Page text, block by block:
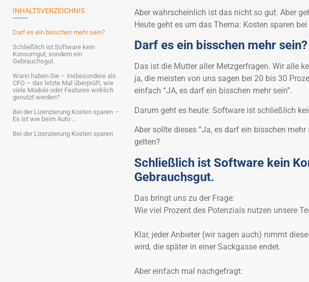
INHALTSVERZEICHNIS
Darf es ein bisschen mehr sein?
Schließlich ist Software kein
Konsumgut, sondern ein
Gebrauchsgut.
Wann haben Sie – insbesondere als
CFO – das letzte Mal überprüft, wie
viele Module oder Features wirklich
genutzt werden?
Bei der Lizenzierung Kosten sparen –
Es ist wie beim Auto …
Bei der Lizenzierung Kosten sparen
Aber wahrscheinlich ist das nicht so gut. Aber
Heute geht es um das Thema: Kosten sparen
Darf es ein bisschen mehr sein?
Das ist die Mutter aller Metzgerfragen. Wir alle
ja, die meisten von uns sagen bei 20 bis 30
einfach “JA, es darf ein bisschen mehr sein”.
Darum geht es heute: Software ist schließlich
Aber sollte dieses “Ja, es darf ein bisschen
gelten?
Schließlich ist Software kein
Gebrauchsgut.
Das bringt uns zu der Frage:
Wie viel Prozent des Potenzials nutzen unsere
Klar, jeder Anbieter (wir sagen auch) nimmt
wird, die später in einer Sackgasse endet.
Aber einfach mal nachgefragt: